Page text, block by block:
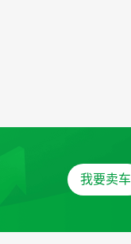
我要卖车